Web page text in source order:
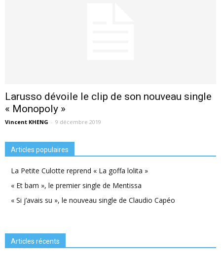
Larusso dévoile le clip de son nouveau single
« Monopoly »
Vincent KHENG - 9 décembre 2019
Articles populaires
La Petite Culotte reprend « La goffa lolita »
« Et bam », le premier single de Mentissa
« Si j’avais su », le nouveau single de Claudio Capéo
Articles récents